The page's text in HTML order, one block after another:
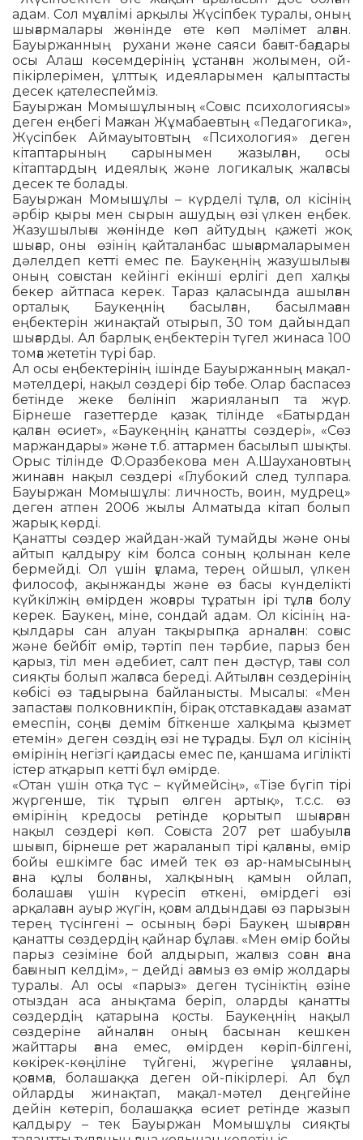
адам. Сол мұғалімі арқы­лы Жү­сіпбек туралы, оның
шығармалары жөнінде өте көп мәлімет алған.
Бауыр­жанның рухани және саяси бағыт-бағ­дары
осы Алаш көсемдерінің ұстанған жолымен, ой-
пікірлерімен, ұлттық идеяларымен қалыптасты
десек қателеспей­міз.
Бауыржан Момышұлының «Соғыс пси­хологиясы»
деген еңбегі Мағжан Жұма­баевтың «Педагогика»,
Жүсіпбек Аймауытовтың «Психология» деген
кітап­тарының сарынымен жазылған, осы
кітаптардың идеялық және логикалық жалғасы
десек те болады.
Бауыржан Момышұлы – күрделі тұлға, ол кісінің
әрбір қыры мен сырын ашу­дың өзі үлкен еңбек.
Жазушылығы жөнінде көп айтудың қажеті жоқ
шығар, оны өзінің қайталанбас шығармаларымен
дәлелдеп кетті емес пе. Баукеңнің жазу­шы­лығы
оның соғыстан кейінгі екінші ер­лігі деп халқы
бекер айтпаса керек. Та­раз қаласында ашылған
орталық Бау­кеңнің басылған, басылмаған
еңбектерін жинақтай отырып, 30 том дайындап
шы­ғарды. Ал барлық еңбектерін түгел жинаса 100
томға жететін түрі бар.
Ал осы еңбектерінің ішінде Бауыржан­ның мақал-
мәтелдері, нақыл сөздері бір төбе. Олар баспасөз
бетінде жеке бөлініп жарияланып та жүр.
Бірнеше газеттерде қазақ тілінде «Батырдан
қалған өсиет», «Баукеңнің қанатты сөздері», «Сөз
маржандары» және т.б. аттармен басылып шықты.
Орыс тілінде Ф.Оразбекова мен А.Шаухановтың
жинаған нақыл сөздері «Глубокий след тулпара.
Бауыржан Мо­мышұлы: личность, воин, мудрец»
деген атпен 2006 жылы Алматыда кітап болып
жарық көрді.
Қанатты сөздер жайдан-жай тумайды және оны
айтып қалдыру кім болса соның қолынан келе
бермейді. Ол үшін ғұлама, терең ойшыл, үлкен
философ, ақынжанды және өз басы күнделікті
күйкілжің өмір­ден жоғары тұратын ірі тұлға болу
керек. Баукең, міне, сондай адам. Ол кісінің на­
қыл­дары сан алуан тақырыпқа арналған: соғыс
және бейбіт өмір, тәртіп пен тәр­бие, парыз бен
қарыз, тіл мен әдебиет, салт пен дәстүр, тағы сол
сияқты болып жал­ғаса береді. Айтылған сөздерінің
кө­бісі өз тағдырына байланысты. Мысалы: «Мен
запастағы полковникпін, бірақ отс­тавкадағы азамат
емеспін, соңғы демім біткенше халқыма қызмет
етемін» деген сөздің өзі не тұрады. Бұл ол кісінің
өмірі­нің негізгі қағидасы емес пе, қаншама игілікті
істер атқарып кетті бұл өмірде.
«Отан үшін отқа түс – күймейсің», «Тізе бүгіп тірі
жүргенше, тік тұрып өлген ар­тық», т.с.с. өз
өмірінің кредосы ретінде қо­ры­тып шығарған
нақыл сөздері көп. Соғыста 207 рет шабуылға
шығып, бірне­ше рет жараланып тірі қалғаны, өмір
бойы ешкімге бас имей тек өз ар-нам­ы­сының
ғана құлы болғаны, халқының қа­мын ойлап,
болашағы үшін күресіп өткені, өмірдегі өзі
арқалаған ауыр жүгін, қоғам алдындағы өз парызын
терең түсінгені – осының бәрі Баукең шығарған
қанатты сөздердің қайнар бұлағы. «Мен өмір бойы
парыз сезіміне бой алдырып, жалғыз соған ғана
бағынып келдім», − дейді ағамыз өз өмір жолдары
туралы. Ал осы «парыз» деген түсініктің өзіне
отыздан аса анықтама беріп, оларды қанатты
сөздердің қатарына қосты. Баукеңнің нақыл
сөздеріне айналған оның басынан кешкен
жайттары ғана емес, өмірден көріп-білгені,
көкірек-көңіліне түйгені, жү­регіне ұялағаны,
қоғамға, болашаққа де­ген ой-пікірлері. Ал бұл
ойларды жи­нақтап, мақал-мәтел деңгейіне
дейін кө­теріп, болашаққа өсиет ретінде жазып
қал­дыру – тек Бауыржан Момышұлы сияқ­ты